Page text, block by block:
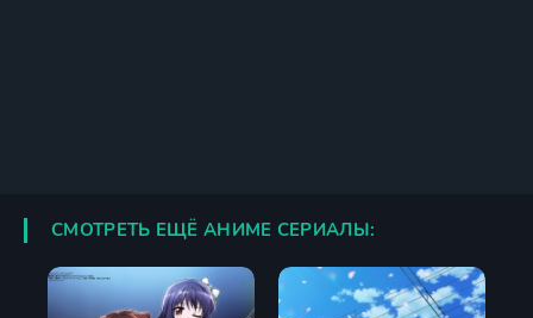
СМОТРЕТЬ ЕЩЁ АНИМЕ СЕРИАЛЫ: